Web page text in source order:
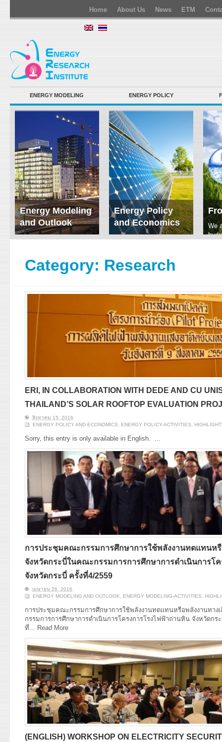
Home About Us News ETM
ENERGY MODELING ENERGY POLICY
Energy Modeling
and Outlook
ERI conducts rigorous
demand of various
energy-consuming
have been used for …
Energy Policy
and Economics
We focus on solar
economics, and solar PV
solar collectors for …
Read More
We
Category: Research
ERI, IN COLLABORATION WITH DEDE AND CU
THAILAND’S SOLAR ROOFTOP EVALUATION
สิงหาคม 15, 2016
ENERGY POLICY AND ECONOMICS, ENERGY POLICY-ACTIVITIES,
Sorry, this entry is only available in English. ...
การประชุมคณะกรรมการศึกษาการใช้พลังงานทดแทนหรื
จังหวัดกระบี่ในคณะกรรมการการศึกษาการดำเนินการโ
จังหวัดกระบี่ ครั้งที่4/2559
เมษายน 26, 2016
ENERGY MODELING AND OUTLOOK
ENERGY MODELING-ACTIVITIES
การประชุมคณะกรรมการศึกษาการใช้พลังงานทดแทนหรือพลังงานทาง
กรรมการการศึกษาการดำเนินการโครงการโรงไฟฟ้าถ่านหิน จังหวัดกร
ที่...
Read More
(ENGLISH) WORKSHOP ON ELECTRICITY